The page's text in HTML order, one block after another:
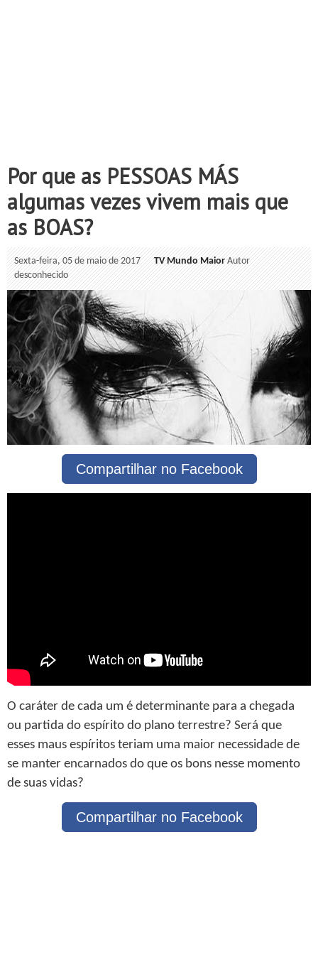
Por que as PESSOAS MÁS
algumas vezes vivem mais que
as BOAS?
Sexta-feira, 05 de maio de 2017 TV Mundo Maior Autor
desconhecido
Compartilhar no Facebook
O caráter de cada um é determinante para a chegada
ou partida do espírito do plano terrestre? Será que
esses maus espíritos teriam uma maior necessidade de
se manter encarnados do que os bons nesse momento
de suas vidas?
Compartilhar no Facebook